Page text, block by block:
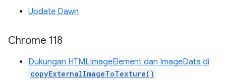
Update Dawn
Chrome 118
Dukungan HTMLImageElement dan ImageData di
copyExternalImageToTexture()